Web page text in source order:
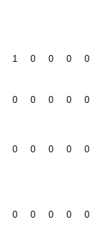
1 0 0 0 0
0 0 0 0 0
0 0 0 0 0
0 0 0 0 0